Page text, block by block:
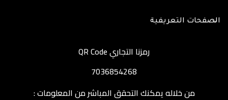
الصفحات التعريفية
رمزنا التجاري QR Code
7036854268
من خلاله يمكنك التحقق المباشر من المعلومات :